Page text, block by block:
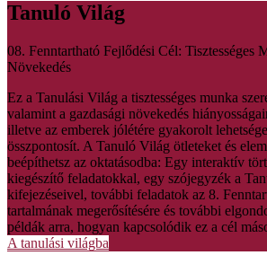
Tanuló Világ
08. Fenntartható Fejlődési Cél: Tisztességes
Növekedés
Ez a Tanulási Világ a tisztességes munka
valamint a gazdasági növekedés
illetve az emberek jólétére gyakorolt
összpontosít. A Tanuló Világ ötleteket és
beépíthetsz az oktatásodba: Egy interaktív
kiegészítő feladatokkal, egy szójegyzék a
kifejezéseivel, további feladatok az 8.
tartalmának megerősítésére és további
példák arra, hogyan kapcsolódik ez a cél
A tanulási világba